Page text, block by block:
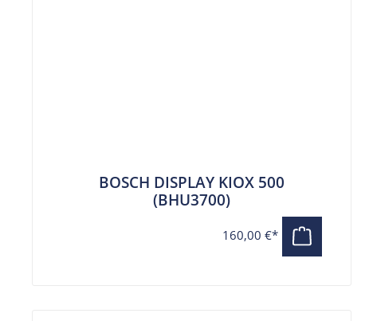
BOSCH DISPLAY KIOX 500
(BHU3700)
160,00 €*